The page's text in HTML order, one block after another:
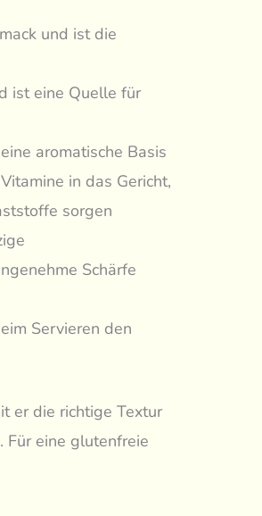
und ist die
ist eine Quelle für
aromatische Basis
in das Gericht,
sorgen
Schärfe
Servieren den
er die richtige Textur
Für eine glutenfreie